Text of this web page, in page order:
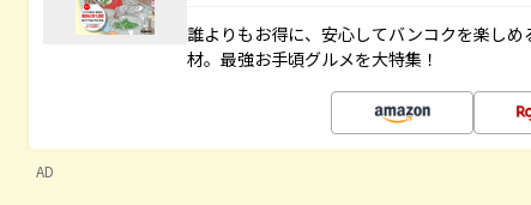
誰よりもお得に、安心してバンコクを楽し
材。最強お手頃グルメを大特集！
AD